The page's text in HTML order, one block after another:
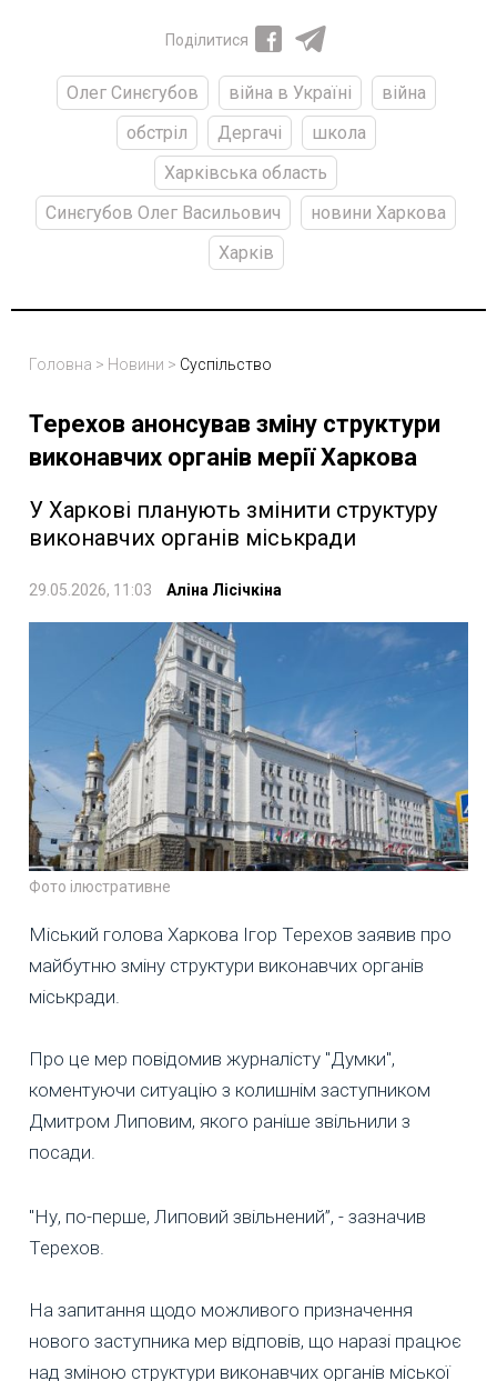
Поділитися
Олег Синєгубов війна в Україні
війна
обстріл
Дергачі
школа
Харківська область
Синєгубов Олег Васильович
новини Харкова
Харків
Головна > Новини > Суспільство
Терехов анонсував зміну структури
виконавчих органів мерії Харкова
У Харкові планують змінити структуру
виконавчих органів міськради
29.05.2026, 11:03 Аліна Лісічкіна
Фото ілюстративне
Міський голова Харкова Ігор Терехов заявив про
майбутню зміну структури виконавчих органів
міськради.
Про це мер повідомив журналісту "Думки",
коментуючи ситуацію з колишнім заступником
Дмитром Липовим, якого раніше звільнили з
посади.
"Ну, по-перше, Липовий звільнений”, - зазначив
Терехов.
На запитання щодо можливого призначення
нового заступника мер відповів, що наразі працює
над зміною структури виконавчих органів міської